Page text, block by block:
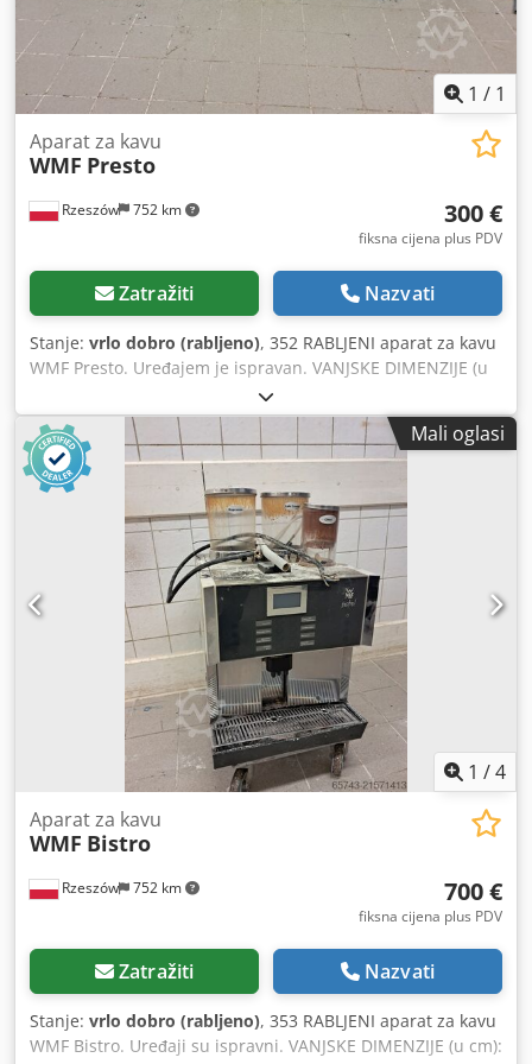
kamion kupca. Stroj se prodaje uz komercijalni račun.
Samo za ozbiljne kupce. Napomena: Govorim samo
mađarski, ali lako mogu komunicirati na engleskom i
njemačkom jeziku putem e-maila ili poruka koristeći
1 / 1
Rzeszów 752 km
Aparat za kavu
WMF Presto
300 €
fiksna cijena plus PDV
Zatražiti Nazvati
Stanje: vrlo dobro (rabljeno), 352 RABLJENI aparat za kavu
WMF Presto. Uređajem je ispravan. VANJSKE DIMENZIJE (u
cm): - visina 65, - širina 25, - duljina 30. Uređaj možete
pogledati u našem skladištu (36-068 Bachórz, Poljska).
Dostupne dodatne opcije uz nadoplatu: transport uređaja.
Navedena cijena je neto cijena. Codpfx Apeywl Eyjtoha
Govorimo engleski, njemački, francuski, ruski, ukrajinski.
Mali oglasi
1 /4
Rzeszów 752 km
Aparat za kavu
WMF Bistro
700 €
fiksna cijena plus PDV
Zatražiti Nazvati
Stanje: vrlo dobro (rabljeno), 353 RABLJENI aparat za kavu
WMF Bistro. Uređaji su ispravni. VANJSKE DIMENZIJE (u cm):